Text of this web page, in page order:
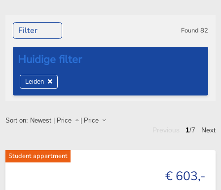
Sort on: Newest| Price | Price
1/7 Next
Student appartment
€ 603,-
Filter Found82
Leiden